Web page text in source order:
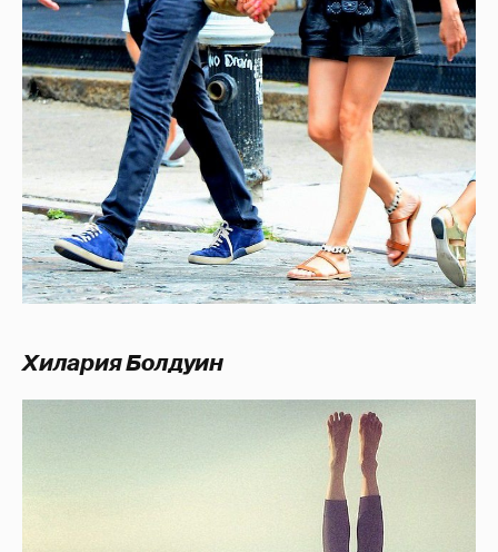
Хилария Болдуин